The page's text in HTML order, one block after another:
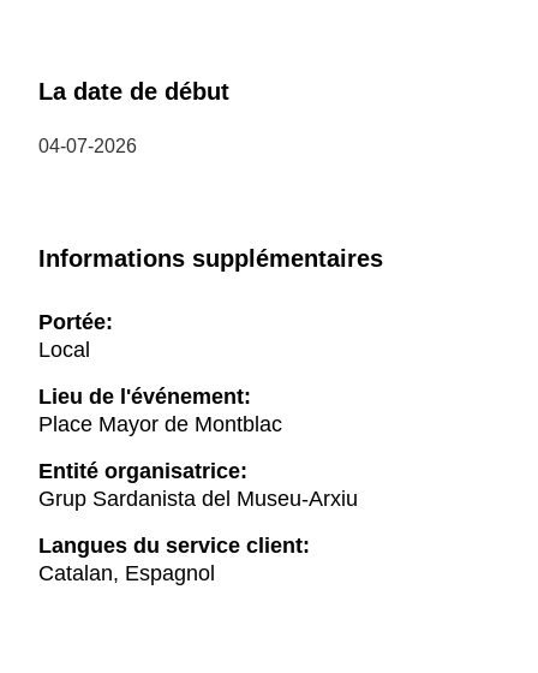
La date de début
04-07-2026
Informations supplémentaires
Portée:
Local
Lieu de l'événement:
Place Mayor de Montblac
Entité organisatrice:
Grup Sardanista del Museu-Arxiu
Langues du service client:
Catalan, Espagnol